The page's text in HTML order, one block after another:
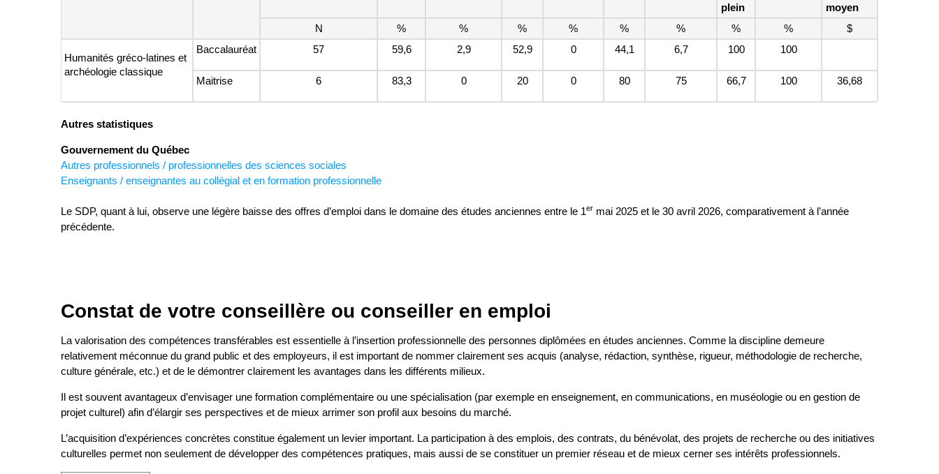
plein
moyen
N
% % % % % % % % $
Humanités gréco-latines et
archéologie classique
Baccalauréat 57 59,6 2,9 52,9 0 44,1 6,7 100 100
Maitrise 6 83,3 0 20 0 80 75 66,7 100 36,68
Autres statistiques
Gouvernement du Québec
Autres professionnels / professionnelles des sciences sociales
Enseignants / enseignantes au collégial et en formation professionnelle
Le SDP, quant à lui, observe une légère baisse des offres d’emploi dans le domaine des études anciennes entre le 1er mai 2025 et le 30 avril 2026, comparativement à l’année
précédente.
Constat de votre conseillère ou conseiller en emploi
La valorisation des compétences transférables est essentielle à l’insertion professionnelle des personnes diplômées en études anciennes. Comme la discipline demeure
relativement méconnue du grand public et des employeurs, il est important de nommer clairement ses acquis (analyse, rédaction, synthèse, rigueur, méthodologie de recherche,
culture générale, etc.) et de le démontrer clairement les avantages dans les différents milieux.
Il est souvent avantageux d’envisager une formation complémentaire ou une spécialisation (par exemple en enseignement, en communications, en muséologie ou en gestion de
projet culturel) afin d’élargir ses perspectives et de mieux arrimer son profil aux besoins du marché.
L’acquisition d’expériences concrètes constitue également un levier important. La participation à des emplois, des contrats, du bénévolat, des projets de recherche ou des initiatives
culturelles permet non seulement de développer des compétences pratiques, mais aussi de se constituer un premier réseau et de mieux cerner ses intérêts professionnels.